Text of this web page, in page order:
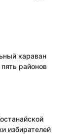
караван
районов
избирателей